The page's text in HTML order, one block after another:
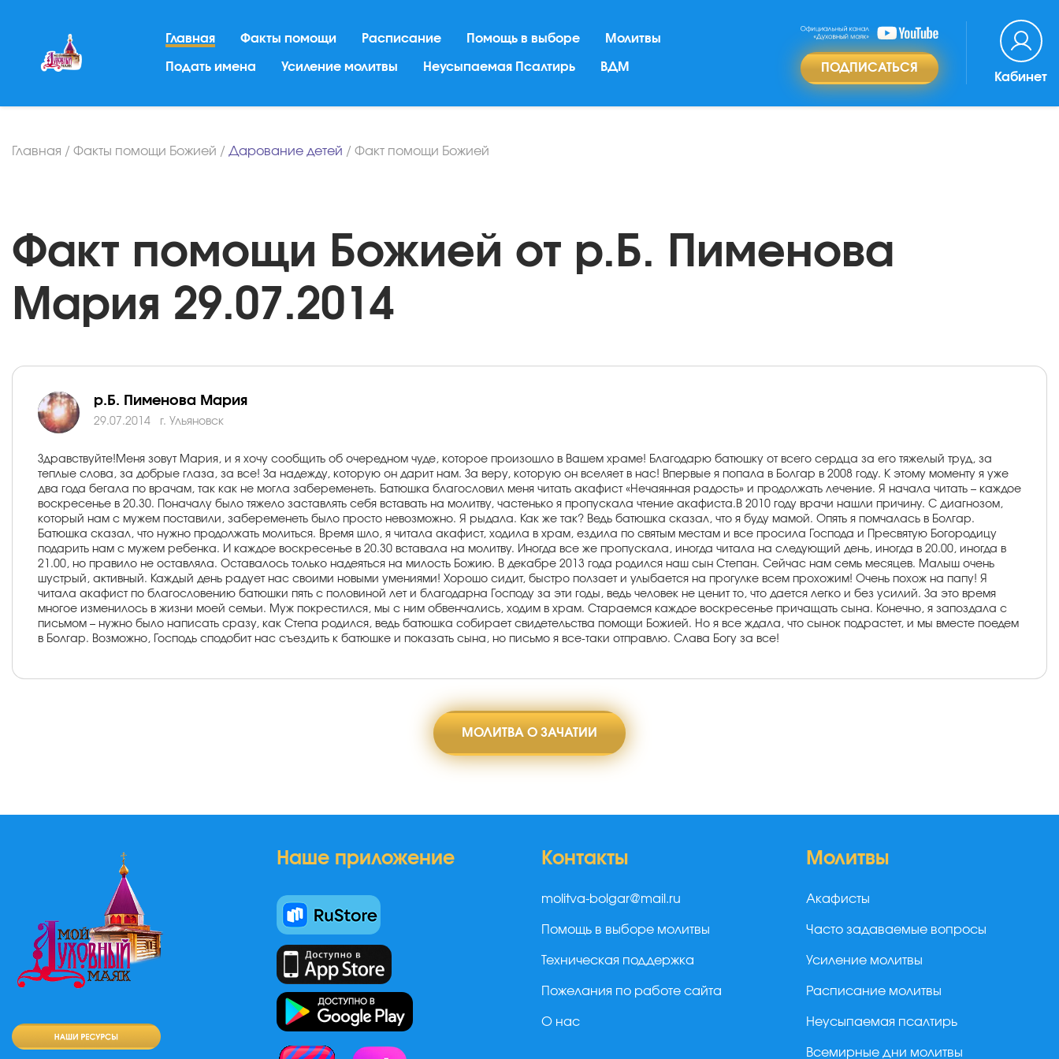
Главная Факты помощи Расписание Помощь в выборе Молитвы
Подать имена Усиление молитвы Неусыпаемая Псалтирь ВДМ ПОДПИСАТЬСЯ
Кабинет
Главная / Факты помощи Божией / Дарование детей / Факт помощи Божией
Факт помощи Божией от р.Б. Пименова
Мария 29.07.2014
р.Б. Пименова Мария
29.07.2014 г. Ульяновск
Здравствуйте!Меня зовут Мария, и я хочу сообщить об очередном чуде, которое произошло в Вашем храме! Благодарю батюшку от всего сердца за его тяжелый труд, за
теплые слова, за добрые глаза, за все! За надежду, которую он дарит нам. За веру, которую он вселяет в нас! Впервые я попала в Болгар в 2008 году. К этому моменту я уже
два года бегала по врачам, так как не могла забеременеть. Батюшка благословил меня читать акафист «Нечаянная радость» и продолжать лечение. Я начала читать – каждое
воскресенье в 20.30. Поначалу было тяжело заставлять себя вставать на молитву, частенько я пропускала чтение акафиста.В 2010 году врачи нашли причину. С диагнозом,
который нам с мужем поставили, забеременеть было просто невозможно. Я рыдала. Как же так? Ведь батюшка сказал, что я буду мамой. Опять я помчалась в Болгар.
Батюшка сказал, что нужно продолжать молиться. Время шло, я читала акафист, ходила в храм, ездила по святым местам и все просила Господа и Пресвятую Богородицу
подарить нам с мужем ребенка. И каждое воскресенье в 20.30 вставала на молитву. Иногда все же пропускала, иногда читала на следующий день, иногда в 20.00, иногда в
21.00, но правило не оставляла. Оставалось только надеяться на милость Божию. В декабре 2013 года родился наш сын Степан. Сейчас нам семь месяцев. Малыш очень
шустрый, активный. Каждый день радует нас своими новыми умениями! Хорошо сидит, быстро ползает и улыбается на прогулке всем прохожим! Очень похож на папу! Я
читала акафист по благословению батюшки пять с половиной лет и благодарна Господу за эти годы, ведь человек не ценит то, что дается легко и без усилий. За это время
многое изменилось в жизни моей семьи. Муж покрестился, мы с ним обвенчались, ходим в храм. Стараемся каждое воскресенье причащать сына. Конечно, я запоздала с
письмом – нужно было написать сразу, как Степа родился, ведь батюшка собирает свидетельства помощи Божией. Но я все ждала, что сынок подрастет, и мы вместе поедем
в Болгар. Возможно, Господь сподобит нас съездить к батюшке и показать сына, но письмо я все-таки отправлю. Слава Богу за все!
МОЛИТВА О ЗАЧАТИИ
Наше приложение Контакты
molitva-bolgar@mail.ru
Помощь в выборе молитвы
Техническая поддержка
Пожелания по работе сайта
О нас
Молитвы
Акафисты
Часто задаваемые вопросы
Усиление молитвы
Расписание молитвы
Неусыпаемая псалтирь
Всемирные дни молитвы